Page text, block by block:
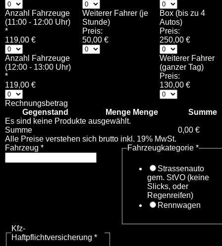
Anzahl Fahrzeuge
(11:00 - 12:00 Uhr)
*
119,00 €
Weiterer Fahrer (je
Stunde)
Preis:
50,00 €
Box (bis zu 4
Autos)
Preis:
250,00 €
Anzahl Fahrzeuge
(12:00 - 13:00 Uhr)
*
119,00 €
Weiterer Fahrer
(ganzer Tag)
Preis:
130,00 €
Rechnungsbetrag
Gegenstand
Menge Menge
Summe
Es sind keine Produkte ausgewählt.
Summe
0,00 €
Alle Preise verstehen sich brutto inkl. 19% MwSt.
Fahrzeug * Fahrzeugkategorie *
Strassenauto
gem. StVO (keine
Slicks, oder
Regenreifen)
Rennwagen
Kfz-
Haftpflichtversicherung *